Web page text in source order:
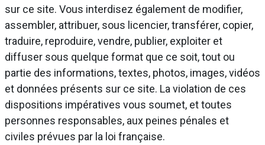
sur ce site. Vous interdisez également de modifier,
assembler, attribuer, sous licencier, transférer, copier,
traduire, reproduire, vendre, publier, exploiter et
diffuser sous quelque format que ce soit, tout ou
partie des informations, textes, photos, images, vidéos
et données présents sur ce site. La violation de ces
dispositions impératives vous soumet, et toutes
personnes responsables, aux peines pénales et
civiles prévues par la loi française.